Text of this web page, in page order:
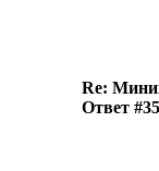
Re:
Ответ